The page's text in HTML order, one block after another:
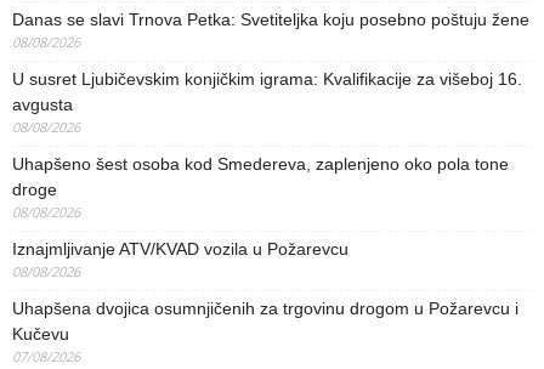
Danas se slavi Trnova Petka: Svetiteljka koju posebno poštuju žene
08/08/2026
U susret Ljubičevskim konjičkim igrama: Kvalifikacije za višeboj 16.
avgusta
08/08/2026
Uhapšeno šest osoba kod Smedereva, zaplenjeno oko pola tone
droge
08/08/2026
Iznajmljivanje ATV/KVAD vozila u Požarevcu
08/08/2026
Uhapšena dvojica osumnjičenih za trgovinu drogom u Požarevcu i
Kučevu
07/08/2026